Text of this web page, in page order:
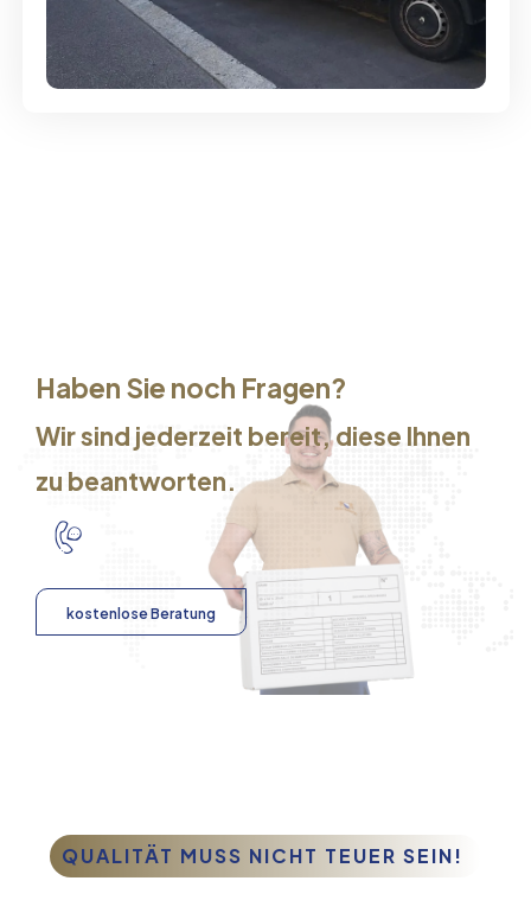
Günstige Umzüge - Hervorragender
Service
Haben Sie noch Fragen?
Wir sind jederzeit bereit, diese Ihnen
zu beantworten.
kostenlose Beratung
QUALITÄT MUSS NICHT TEUER SEIN!